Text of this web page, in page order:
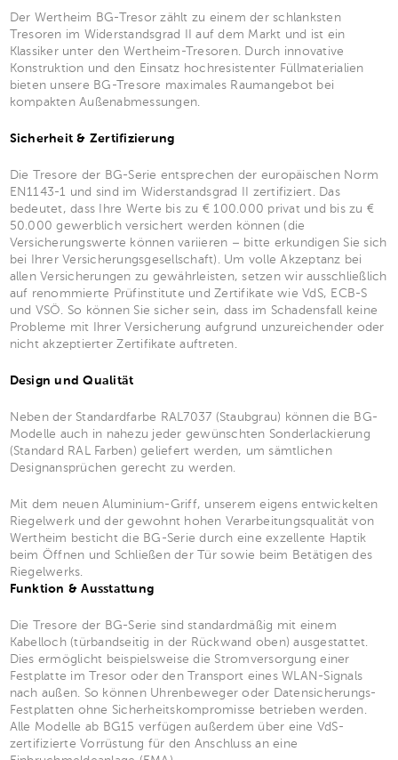
Der Wertheim BG-Tresor zählt zu einem der schlanksten
Tresoren im Widerstandsgrad II auf dem Markt und ist ein
Klassiker unter den Wertheim-Tresoren. Durch innovative
Konstruktion und den Einsatz hochresistenter Füllmaterialien
bieten unsere BG-Tresore maximales Raumangebot bei
kompakten Außenabmessungen.
Sicherheit & Zertifizierung
Die Tresore der BG-Serie entsprechen der europäischen Norm
EN1143-1 und sind im Widerstandsgrad II zertifiziert. Das
bedeutet, dass Ihre Werte bis zu € 100.000 privat und bis zu €
50.000 gewerblich versichert werden können (die
Versicherungswerte können variieren – bitte erkundigen Sie sich
bei Ihrer Versicherungsgesellschaft). Um volle Akzeptanz bei
allen Versicherungen zu gewährleisten, setzen wir ausschließlich
auf renommierte Prüfinstitute und Zertifikate wie VdS, ECB-S
und VSÖ. So können Sie sicher sein, dass im Schadensfall keine
Probleme mit Ihrer Versicherung aufgrund unzureichender oder
nicht akzeptierter Zertifikate auftreten.
Design und Qualität
Neben der Standardfarbe RAL7037 (Staubgrau) können die BG-
Modelle auch in nahezu jeder gewünschten Sonderlackierung
(Standard RAL Farben) geliefert werden, um sämtlichen
Designansprüchen gerecht zu werden.
Mit dem neuen Aluminium-Griff, unserem eigens entwickelten
Riegelwerk und der gewohnt hohen Verarbeitungsqualität von
Wertheim besticht die BG-Serie durch eine exzellente Haptik
beim Öffnen und Schließen der Tür sowie beim Betätigen des
Riegelwerks.
Funktion & Ausstattung
Die Tresore der BG-Serie sind standardmäßig mit einem
Kabelloch (türbandseitig in der Rückwand oben) ausgestattet.
Dies ermöglicht beispielsweise die Stromversorgung einer
Festplatte im Tresor oder den Transport eines WLAN-Signals
nach außen. So können Uhrenbeweger oder Datensicherungs-
Festplatten ohne Sicherheitskompromisse betrieben werden.
Alle Modelle ab BG15 verfügen außerdem über eine VdS-
zertifizierte Vorrüstung für den Anschluss an eine